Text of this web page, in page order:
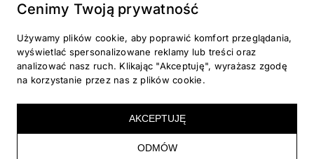
Wirtualna sauna
Dostawa
Galeria
Kontakt
Cenimy Twoją prywatność
Używamy plików cookie, aby poprawić komfort przeglądania,
wyświetlać spersonalizowane reklamy lub treści oraz
analizować nasz ruch. Klikając "Akceptuję", wyrażasz zgodę
na korzystanie przez nas z plików cookie.
ODMÓW
AKCEPTUJĘ